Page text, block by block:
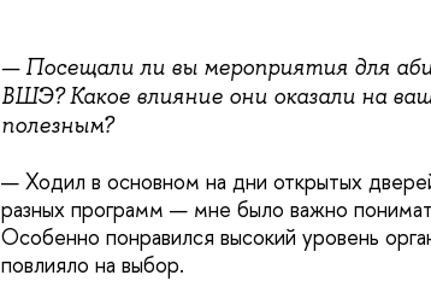
— Посещали ли вы мероприятия для
ВШЭ? Какое влияние они оказали на
полезным?
— Ходил в основном на дни открытых
разных программ — мне было важно
Особенно понравился высокий уровень
повлияло на выбор.